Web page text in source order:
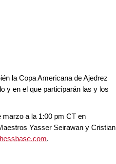
la Copa Americana de Ajedrez
y en el que participarán las y los
marzo a la 1:00 pm CT en
Yasser Seirawan y Cristian
.